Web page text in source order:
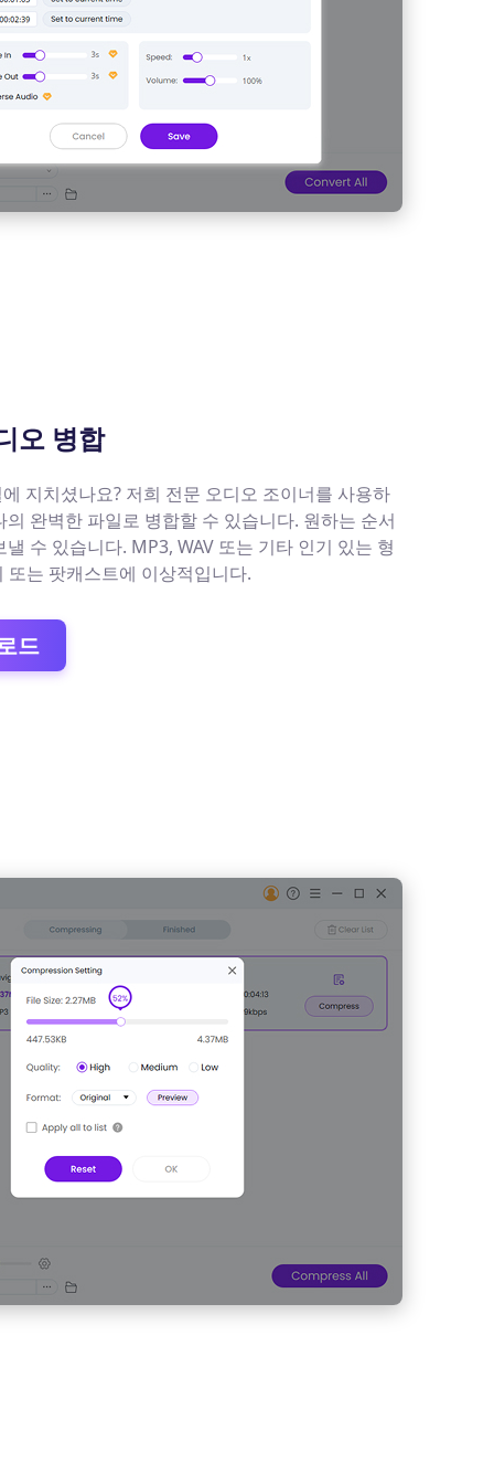
오 병합
지치셨나요? 저희 전문 오디오 조이너를 사용하
완벽한 파일로 병합할 수 있습니다. 원하는 순서
수 있습니다. MP3, WAV 또는 기타 인기 있는 형
또는 팟캐스트에 이상적입니다.
드